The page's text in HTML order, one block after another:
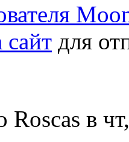
для
Roscas в